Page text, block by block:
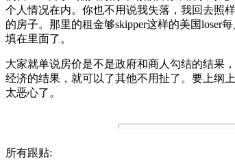
个人情况在内。你也不用说我失落，我回去照
的房子。那里的租金够skipper这样的美国loser
填在里面了。
大家就单说房价是不是政府和商人勾结的结果
经济的结果，就可以了其他不用扯了。要上纲
太恶心了。
所有跟贴: